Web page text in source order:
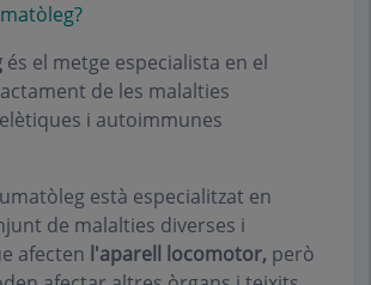
és el metge especialista en el
de les malalties
i autoimmunes
està especialitzat en
de malalties diverses i
afecten l'aparell locomotor, però